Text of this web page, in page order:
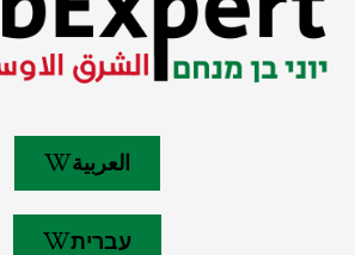
العربية
עברית